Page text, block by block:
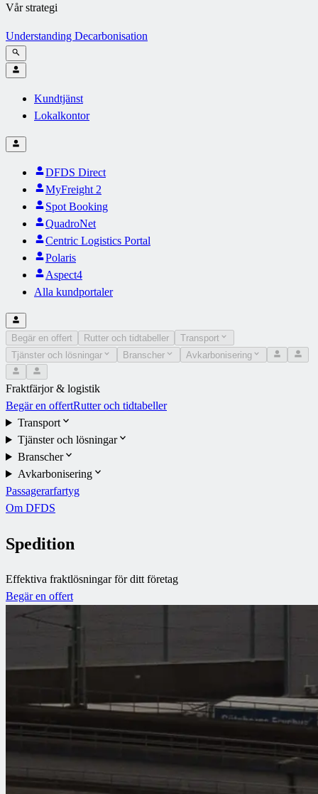
Vår strategi
Understanding Decarbonisation
Kundtjänst
Lokalkontor
DFDS Direct
MyFreight 2
Spot Booking
QuadroNet
Centric Logistics Portal
Polaris
Aspect4
Alla kundportaler
Begär en offert Rutter och tidtabeller
Transport
Tjänster och lösningar
Branscher Avkarbonisering
Fraktfärjor & logistik
Begär en offertRutter och tidtabeller
Transport
Tjänster och lösningar
Branscher
Avkarbonisering
Passagerarfartyg
Om DFDS
Spedition
Effektiva fraktlösningar för ditt företag
Begär en offert